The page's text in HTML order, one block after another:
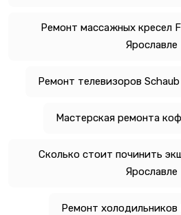
Ремонт массажных кресел
Ярославле
Ремонт телевизоров
Мастерская ремонта
Сколько стоит починить
Ярославле
Ремонт холодильников